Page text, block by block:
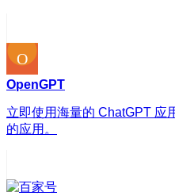
OpenGPT
立即使用海量的 ChatGPT 应
的应用。